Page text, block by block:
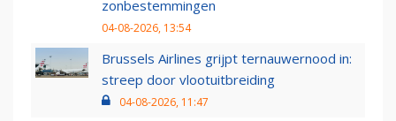
zonbestemmingen
04-08-2026, 13:54
Brussels Airlines grijpt ternauwernood in:
streep door vlootuitbreiding
04-08-2026, 11:47